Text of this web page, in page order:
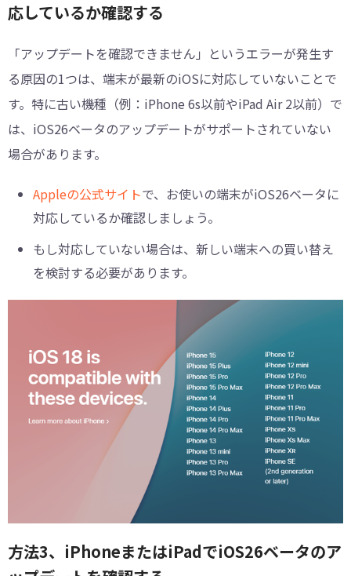
応しているか確認する
「アップデートを確認できません」というエラーが発生す
る原因の1つは、端末が最新のiOSに対応していないことで
す。特に古い機種（例：iPhone 6s以前やiPad Air 2以前）で
は、iOS26ベータのアップデートがサポートされていない
場合があります。
Appleの公式サイトで、お使いの端末がiOS26ベータに
対応しているか確認しましょう。
もし対応していない場合は、新しい端末への買い替え
を検討する必要があります。
方法3、iPhoneまたはiPadでiOS26ベータのア